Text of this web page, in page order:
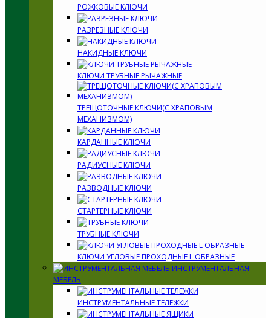
РОЖКОВЫЕ КЛЮЧИ
РАЗРЕЗНЫЕ КЛЮЧИ
НАКИДНЫЕ КЛЮЧИ
КЛЮЧИ ТРУБНЫЕ РЫЧАЖНЫЕ
ТРЕЩОТОЧНЫЕ КЛЮЧИ(С ХРАПОВЫМ
МЕХАНИЗМОМ)
КАРДАННЫЕ КЛЮЧИ
РАДИУСНЫЕ КЛЮЧИ
РАЗВОДНЫЕ КЛЮЧИ
СТАРТЕРНЫЕ КЛЮЧИ
ТРУБНЫЕ КЛЮЧИ
КЛЮЧИ УГЛОВЫЕ ПРОХОДНЫЕ L ОБРАЗНЫЕ
ИНСТРУМЕНТАЛЬНАЯ
МЕБЕЛЬ
ИНСТРУМЕНТАЛЬНЫЕ ТЕЛЕЖКИ